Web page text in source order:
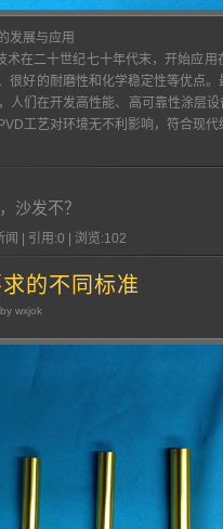
发展与应用
术在二十世纪七十年代末，开始应
很好的耐磨性和化学稳定性等优点
人们在开发高性能、高可靠性涂层
工艺对环境无不利影响，符合现
沙发不？
闻 | 引用:0 | 浏览:102
的不同标准
wxjok